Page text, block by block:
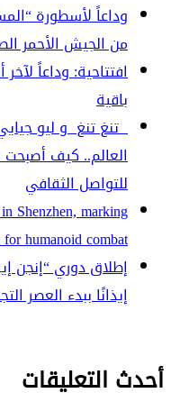
وداعاً لأسطورة
من الجيش الأحمر الصيني
افتتاحية: وداعاً
باقية
تنغ تنغ و ليو
العالم.. كيف أصبحت
للتواصل الثقافي
Shenzhen, marking
humanoid combat
إطلاق دوري “إنجن
إيذانًا ببدء العصر
أحدث التعليقات